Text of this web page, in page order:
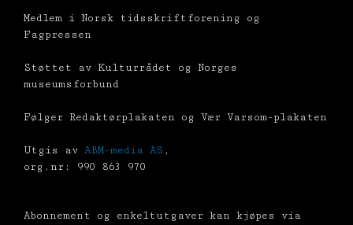
Medlem i Norsk tidsskriftforening og
Fagpressen
Støttet av Kulturrådet og Norges
museumsforbund
Følger Redaktørplakaten og Vær Varsom-plakaten
Utgis av ABM-media AS ,
org.nr: 990 863 970
Abonnement og enkeltutgaver kan kjøpes via